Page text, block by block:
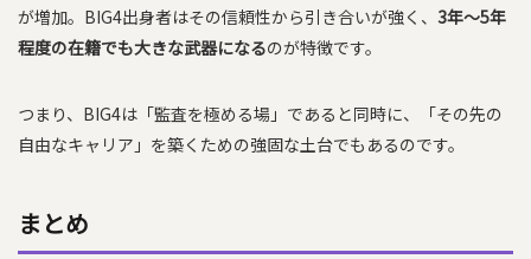
が増加。BIG4出身者はその信頼性から引き合いが強く、 3年〜5年
程度の在籍でも大きな武器になるのが特徴です。
つまり、BIG4は「監査を極める場」であると同時に、「その先の
自由なキャリア」を築くための強固な土台でもあるのです。
まとめ